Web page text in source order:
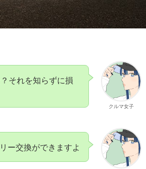
クルマ女子
それを知らずに損
ー交換ができますよ